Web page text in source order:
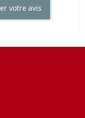
votre avis